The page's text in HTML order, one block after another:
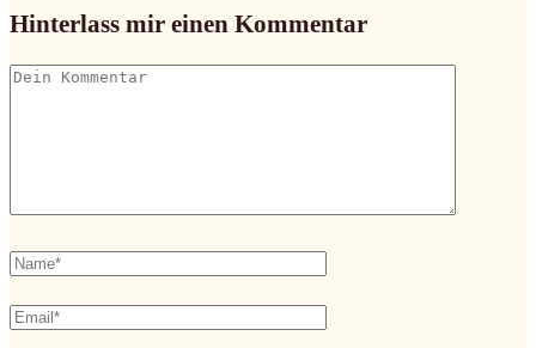
Hinterlass mir einen Kommentar